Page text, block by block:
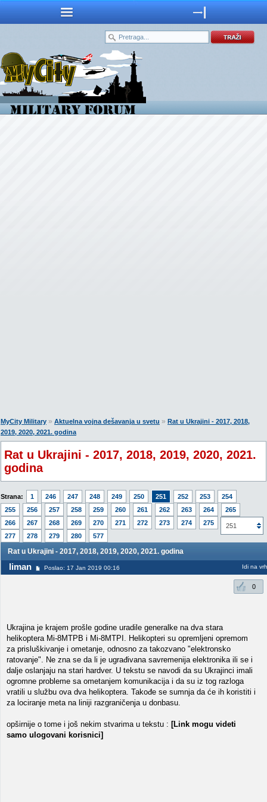
MyCity Military » Aktuelna vojna dešavanja u svetu » Rat u Ukrajini - 2017, 2018,
2019, 2020, 2021. godina
Rat u Ukrajini - 2017, 2018, 2019, 2020, 2021.
godina
Strana: 1 246 247 248 249 250 251 252 253
254
255
256 257 258 259 260 261 262 263 264
265
266
267 268 269 270 271 272 273 274 275
276
277
278 279 280 577
251
Rat u Ukrajini - 2017, 2018, 2019, 2020, 2021. godina
liman Poslao: 17 Jan 2019 00:16 Idi na vrh
0
Ukrajina je krajem prošle godine uradile generalke na dva stara
helikoptera Mi-8MTPB i Mi-8MTPI. Helikopteri su opremljeni opremom
za prisluškivanje i ometanje, odnosno za takozvano "elektronsko
ratovanje". Ne zna se da li je ugrađivana savremenija elektronika ili se i
dalje oslanjaju na stari hardver. U tekstu se navodi da su Ukrajinci imali
ogromne probleme sa ometanjem komunikacija i da su iz tog razloga
vratili u službu ova dva helikoptera. Takođe se sumnja da će ih koristiti i
za lociranje meta na liniji razgraničenja u donbasu.
opširnije o tome i još nekim stvarima u tekstu : [Link mogu videti
samo ulogovani korisnici]